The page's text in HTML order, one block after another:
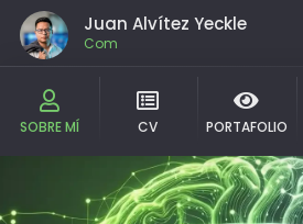
Juan Alvítez Yeckle
Comunicador estraté
SOBRE MÍ CV PORTAFOLIO